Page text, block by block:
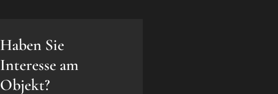
Haben Sie
Interesse am
Objekt?